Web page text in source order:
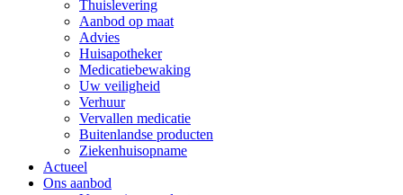
Thuislevering
Aanbod op maat
Advies
Huisapotheker
Medicatiebewaking
Uw veiligheid
Verhuur
Vervallen medicatie
Buitenlandse producten
Ziekenhuisopname
Actueel
Ons aanbod